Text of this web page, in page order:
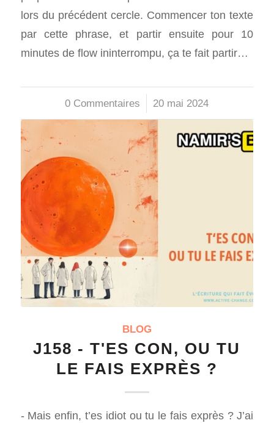
lors du précédent cercle. Commencer ton texte
par cette phrase, et partir ensuite pour 10
minutes de flow ininterrompu, ça te fait partir…
0 Commentaires
/ 20 mai 2024
BLOG
J158 - T'ES CON, OU TU
LE FAIS EXPRÈS ?
- Mais enfin, t’es idiot ou tu le fais exprès ? J’ai